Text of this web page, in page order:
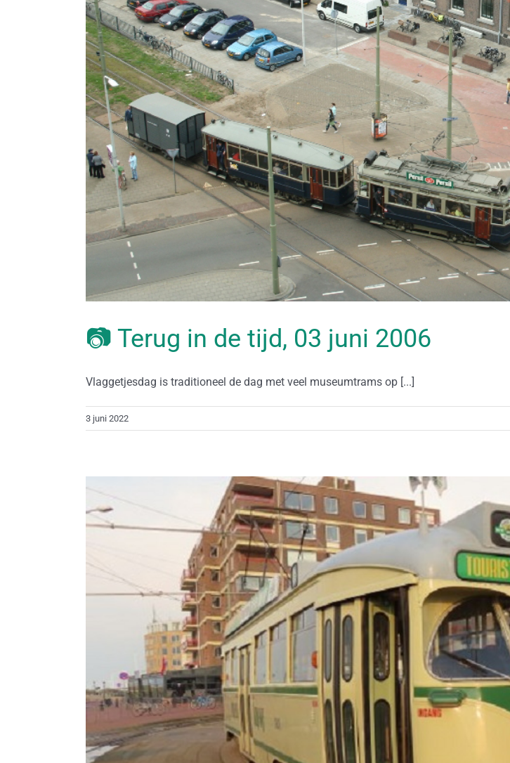
📷 Terug in de tijd, 03 juni 2006
Vlaggetjesdag is traditioneel de dag met veel museumtrams op [...]
3 juni 2022